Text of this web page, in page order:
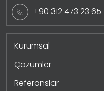
+90 312 473 23 65
Kurumsal
Çözümler
Referanslar